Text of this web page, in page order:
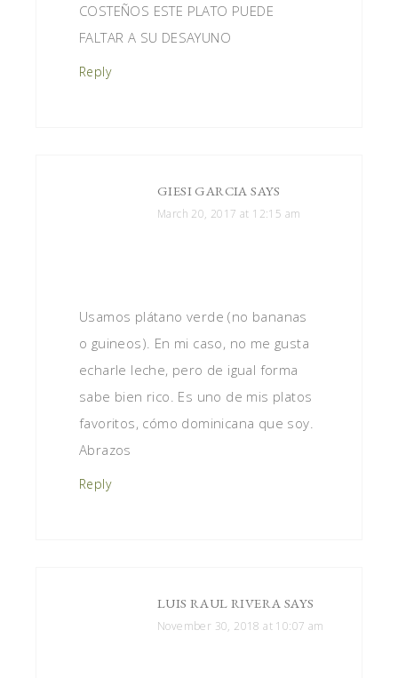
COSTEÑOS ESTE PLATO PUEDE
FALTAR A SU DESAYUNO
Reply
GIESI GARCIA SAYS
March 20, 2017 at 12:15 am
Usamos plátano verde (no bananas
o guineos). En mi caso, no me gusta
echarle leche, pero de igual forma
sabe bien rico. Es uno de mis platos
favoritos, cómo dominicana que soy.
Abrazos
Reply
LUIS RAUL RIVERA SAYS
November 30, 2018 at 10:07 am